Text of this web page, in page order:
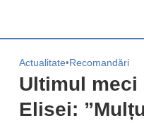
Actualitate•Recomandări
Ultimul meci
Elisei: